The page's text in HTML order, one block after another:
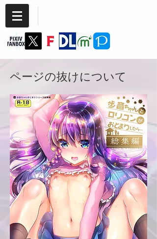
ページの抜けについて